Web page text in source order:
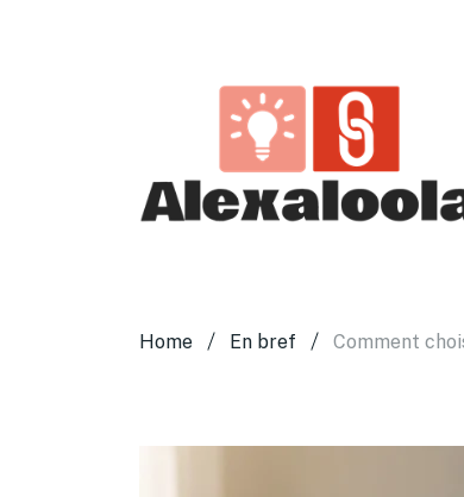
Home En bref Comment